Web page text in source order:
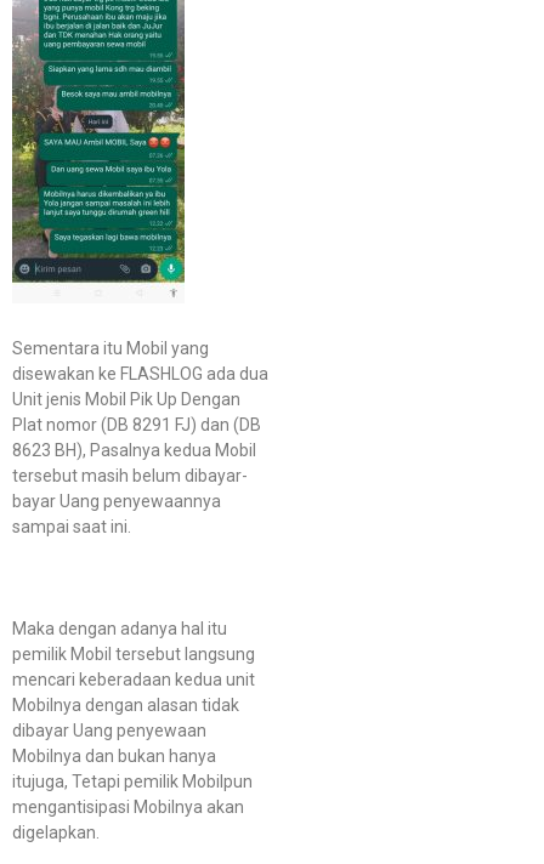
Sementara itu Mobil yang
disewakan ke FLASHLOG ada dua
Unit jenis Mobil Pik Up Dengan
Plat nomor (DB 8291 FJ) dan (DB
8623 BH), Pasalnya kedua Mobil
tersebut masih belum dibayar-
bayar Uang penyewaannya
sampai saat ini.
Maka dengan adanya hal itu
pemilik Mobil tersebut langsung
mencari keberadaan kedua unit
Mobilnya dengan alasan tidak
dibayar Uang penyewaan
Mobilnya dan bukan hanya
itujuga, Tetapi pemilik Mobilpun
mengantisipasi Mobilnya akan
digelapkan.